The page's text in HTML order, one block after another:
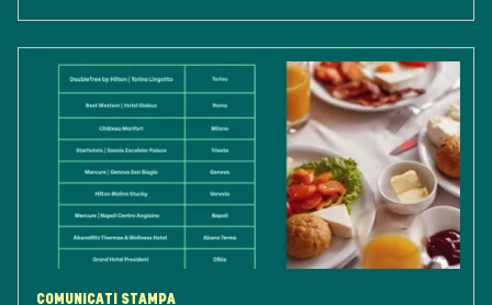
COMUNICATI STAMPA